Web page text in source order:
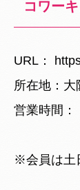
コワー
URL：
所在地：
営業時間：
【会員
※会員は土